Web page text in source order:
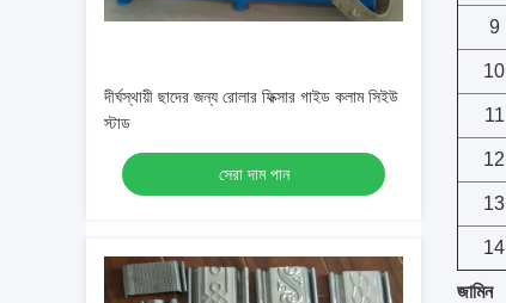
দীর্ঘস্থায়ী ছাদের জন্য রোলার ফিক্সার গাইড কলাম সিইউ
স্টাড
সেরা দাম পান
9
10
11
12
13
14
জামিন